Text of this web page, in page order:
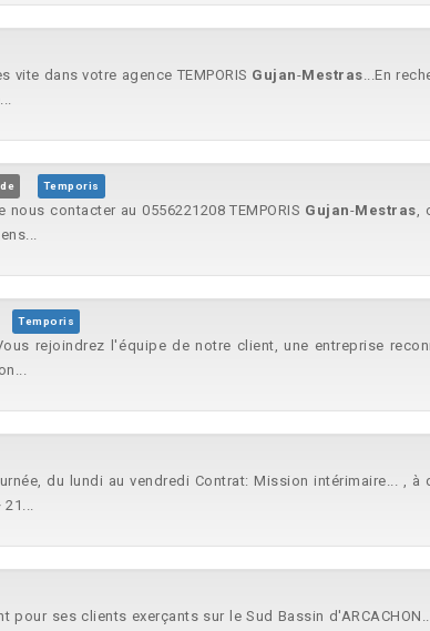
dans votre agence TEMPORIS Gujan-Mestras...En
Temporis
contacter au 0556221208 TEMPORIS Gujan-Mestras,
Temporis
rejoindrez l'équipe de notre client, une entreprise
du lundi au vendredi Contrat: Mission intérimaire... , à
21...
pour ses clients exerçants sur le Sud Bassin